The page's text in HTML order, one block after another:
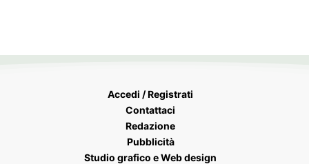
Accedi / Registrati
Contattaci
Redazione
Pubblicità
Studio grafico e Web design